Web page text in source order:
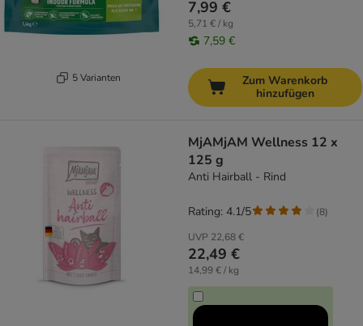
5 Varianten
7,99 €
5,71 € / kg
7,59 €
Zum Warenkorb
hinzufügen
MjAMjAM Wellness 12 x
125 g
Anti Hairball - Rind
UVP 22,68 €
22,49 €
14,99 € / kg
Rating: 4.1/5 (8)